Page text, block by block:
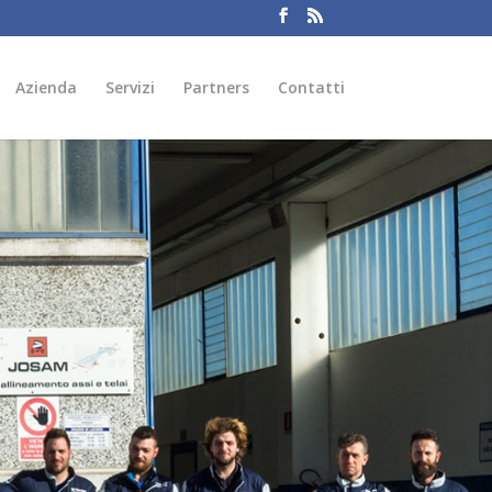
Azienda Servizi Partners Contatti